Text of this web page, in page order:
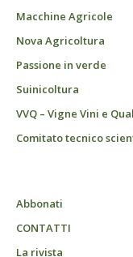
Macchine Agricole
Nova Agricoltura
Passione in verde
Suinicoltura
VVQ – Vigne Vini e
Comitato tecnico
Abbonati
CONTATTI
La rivista